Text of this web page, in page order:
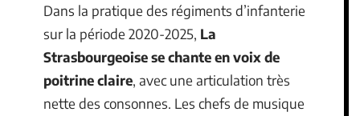
Dans la pratique des régiments d’infanterie
sur la période 2020-2025, La
Strasbourgeoise se chante en voix de
poitrine claire, avec une articulation très
nette des consonnes. Les chefs de musique